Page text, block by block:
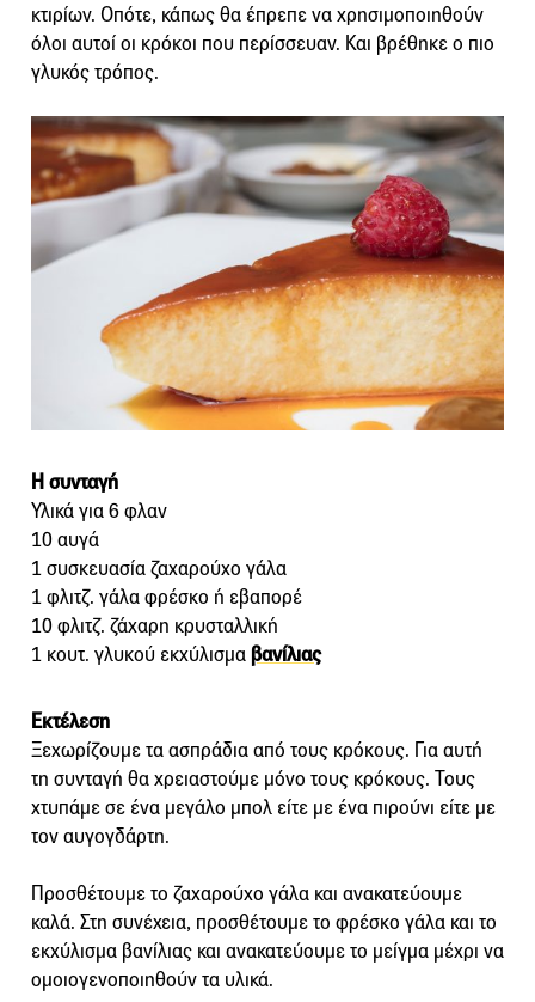
κτιρίων. Οπότε, κάπως θα έπρεπε να χρησιμοποιηθούν
όλοι αυτοί οι κρόκοι που περίσσευαν. Και βρέθηκε ο πιο
γλυκός τρόπος.
Η συνταγή
Υλικά για 6 φλαν
10 αυγά
1 συσκευασία ζαχαρούχο γάλα
1 φλιτζ. γάλα φρέσκο ή εβαπορέ
10 φλιτζ. ζάχαρη κρυσταλλική
1 κουτ. γλυκού εκχύλισμα βανίλιας
Εκτέλεση
Ξεχωρίζουμε τα ασπράδια από τους κρόκους. Για αυτή
τη συνταγή θα χρειαστούμε μόνο τους κρόκους. Τους
χτυπάμε σε ένα μεγάλο μπολ είτε με ένα πιρούνι είτε με
τον αυγογδάρτη.
Προσθέτουμε το ζαχαρούχο γάλα και ανακατεύουμε
καλά. Στη συνέχεια, προσθέτουμε το φρέσκο γάλα και το
εκχύλισμα βανίλιας και ανακατεύουμε το μείγμα μέχρι να
ομοιογενοποιηθούν τα υλικά.